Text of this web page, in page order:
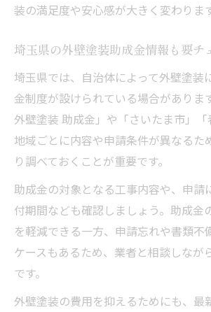
装の満足度や安心感が大きく変わります
埼玉県の外壁塗装助成金情報も要チ
埼玉県では、自治体によって外壁塗装
金制度が設けられている場合がありま
外壁塗装 助成金」や「さいたま市」「
地域ごとに内容や申請条件が異なるた
り調べておくことが重要です。
助成金の対象となる工事内容や、申請
付期間なども確認しましょう。助成金
を軽減できる一方、申請忘れや書類不
ケースもあるため、業者と相談しなが
です。
外壁塗装の費用を抑えるためにも、最